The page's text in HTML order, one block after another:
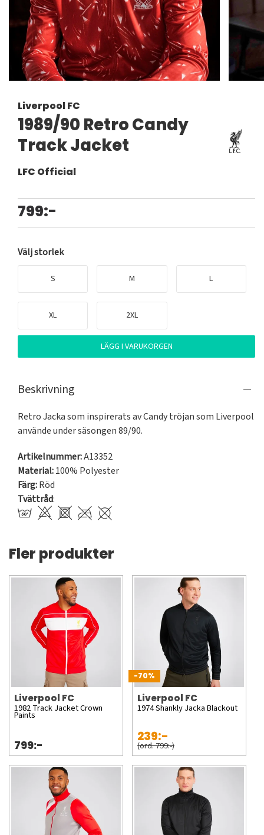
Liverpool FC
1989/90 Retro Candy
Track Jacket
LFC Official
799:-
Välj storlek
S M L
XL 2XL
LÄGG I VARUKORGEN
Beskrivning
Retro Jacka som inspirerats av Candy tröjan som Liverpool
använde under säsongen 89/90.
Artikelnummer:A13352
Material:100% Polyester
Färg:Röd
Tvättråd:
Fler produkter
Liverpool FC
1982 Track Jacket Crown
Paints
799:-
-70%
Liverpool FC
1974 Shankly Jacka Blackout
239:-
(ord. 799:-)